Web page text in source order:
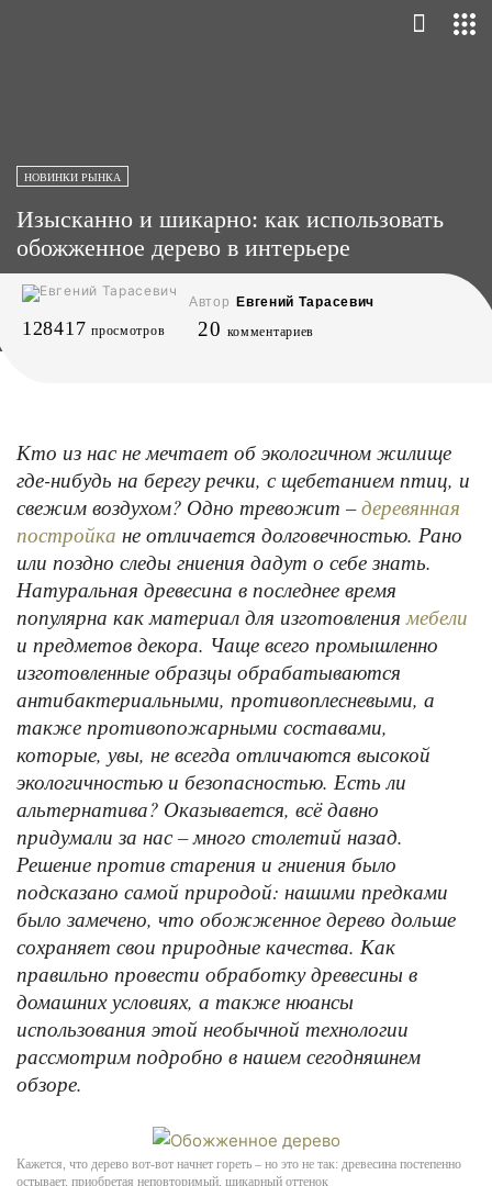
НОВИНКИ РЫНКА
Изысканно и шикарно: как использовать
обожженное дерево в интерьере
Автор Евгений Тарасевич
128417 просмотров 20 комментариев
Кто из нас не мечтает об экологичном жилище
где-нибудь на берегу речки, с щебетанием птиц, и
свежим воздухом? Одно тревожит –деревянная
постройка не отличается долговечностью. Рано
или поздно следы гниения дадут о себе знать.
Натуральная древесина в последнее время
популярна как материал для изготовлениямебели
и предметов декора. Чаще всего промышленно
изготовленные образцы обрабатываются
антибактериальными, противоплесневыми, а
также противопожарными составами,
которые, увы, не всегда отличаются высокой
экологичностью и безопасностью. Есть ли
альтернатива? Оказывается, всё давно
придумали за нас – много столетий назад.
Решение против старения и гниения было
подсказано самой природой: нашими предками
было замечено, что обожженное дерево дольше
сохраняет свои природные качества. Как
правильно провести обработку древесины в
домашних условиях, а также нюансы
использования этой необычной технологии
рассмотрим подробно в нашем сегодняшнем
обзоре.
Кажется, что дерево вот-вот начнет гореть – но это не так: древесина постепенно
остывает, приобретая неповторимый, шикарный оттенок